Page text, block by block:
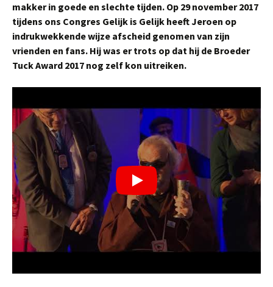
makker in goede en slechte tijden. Op 29 november 2017
tijdens ons Congres Gelijk is Gelijk heeft Jeroen op
indrukwekkende wijze afscheid genomen van zijn
vrienden en fans. Hij was er trots op dat hij de Broeder
Tuck Award 2017 nog zelf kon uitreiken.